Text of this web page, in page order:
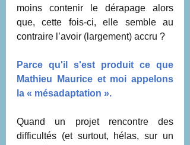
moins contenir le dérapage alors
que, cette fois-ci, elle semble au
contraire l’avoir (largement) accru ?
Parce qu'il s'est produit ce que
Mathieu Maurice et moi appelons
la « mésadaptation ».
Quand un projet rencontre des
difficultés (et surtout, hélas, sur un